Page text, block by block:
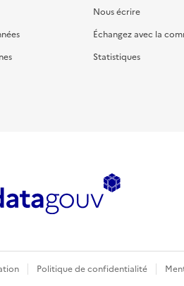
Nous écrire
Échangez avec la
Statistiques
Politique de confidentialité